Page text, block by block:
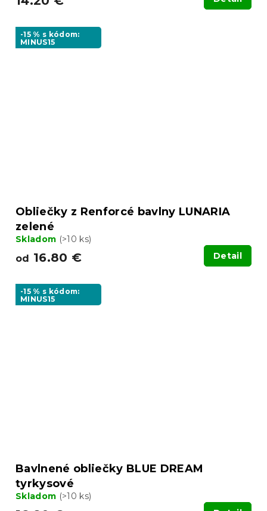
-15 % s kódom:
MINUS15
Obliečky z Renforcé bavlny LUNARIA
zelené
Skladom (>10 ks)
od 16.80 € Detail
-15 % s kódom:
MINUS15
Bavlnené obliečky BLUE DREAM
tyrkysové
Skladom (>10 ks)